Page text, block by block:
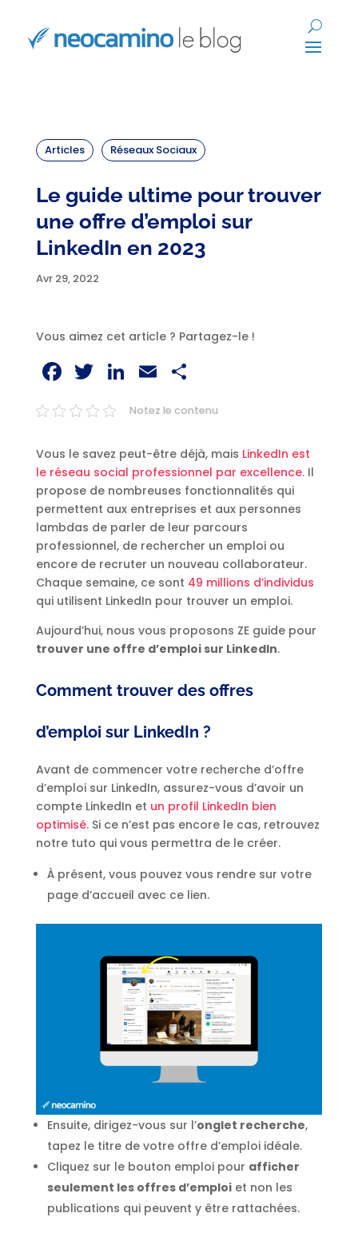
Articles Réseaux Sociaux
Le guide ultime pour trouver
une offre d’emploi sur
LinkedIn en 2023
Avr 29, 2022
Vous aimez cet article ? Partagez-le !
Facebook
Twitter
LinkedIn
Email
Notez le contenu
Vous le savez peut-être déjà, mais LinkedIn est
le réseau social professionnel par excellence. Il
propose de nombreuses fonctionnalités qui
permettent aux entreprises et aux personnes
lambdas de parler de leur parcours
professionnel, de rechercher un emploi ou
encore de recruter un nouveau collaborateur.
Chaque semaine, ce sont 49 millions d’individus
qui utilisent LinkedIn pour trouver un emploi.
Aujourd’hui, nous vous proposons ZE guide pour
trouver une offre d’emploi sur LinkedIn.
Comment trouver des offres
d’emploi sur LinkedIn ?
Avant de commencer votre recherche d’offre
d’emploi sur LinkedIn, assurez-vous d’avoir un
compte LinkedIn et un profil LinkedIn bien
optimisé. Si ce n’est pas encore le cas, retrouvez
notre tuto qui vous permettra de le créer.
À présent, vous pouvez vous rendre sur votre
page d’accueil avec ce lien.
Ensuite, dirigez-vous sur l’onglet recherche,
tapez le titre de votre offre d’emploi idéale.
Cliquez sur le bouton emploi pour afficher
seulement les offres d’emploiet non les
publications qui peuvent y être rattachées.